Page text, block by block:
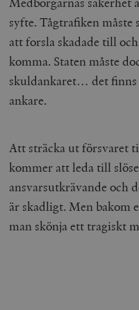
syfte. Tågtrafiken måste
att forsla skadade till
komma. Staten måste
skuldankaret… det
ankare.
Att sträcka ut försvaret
kommer att leda till
ansvarsutkrävande och
är skadligt. Men bakom
man skönja ett tragiskt